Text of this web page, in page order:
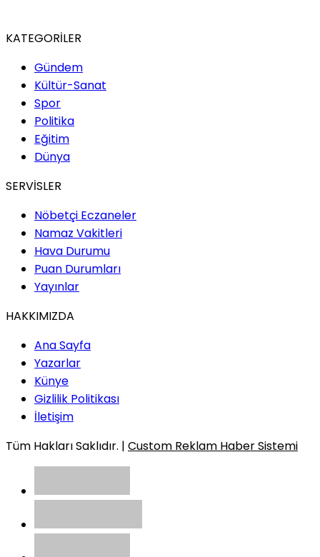
KATEGORİLER
Gündem
Kültür-Sanat
Spor
Politika
Eğitim
Dünya
SERVİSLER
Nöbetçi Eczaneler
Namaz Vakitleri
Hava Durumu
Puan Durumları
Yayınlar
HAKKIMIZDA
Ana Sayfa
Yazarlar
Künye
Gizlilik Politikası
İletişim
Tüm Hakları Saklıdır. | Custom Reklam Haber Sistemi